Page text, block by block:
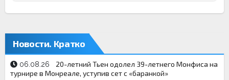
Новости. Кратко
06.08.26
20-летний Тьен одолел 39-летнего Монфиса на
турнире в Монреале, уступив сет с «баранкой»